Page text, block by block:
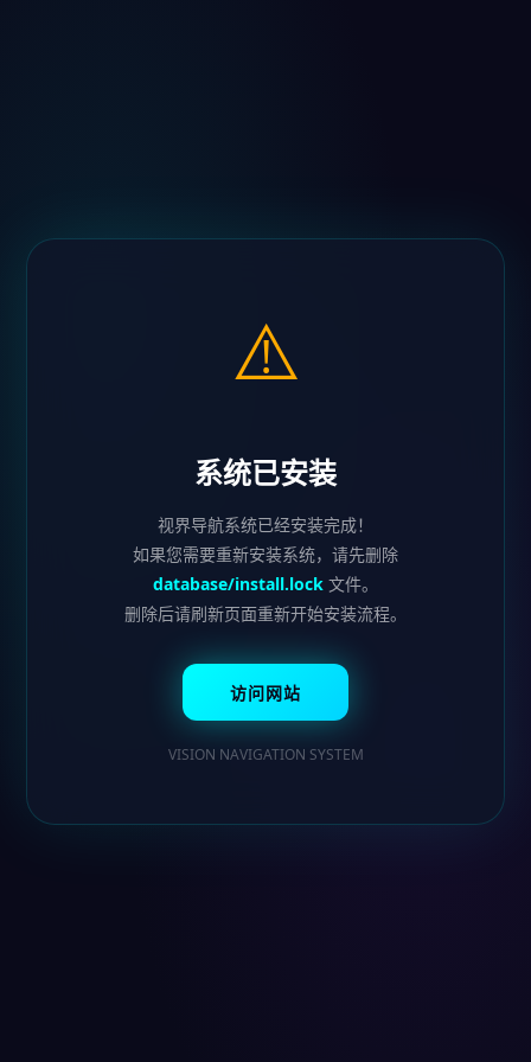
⚠️
系统已安装
视界导航系统已经安装完成！
如果您需要重新安装系统，请先删除
database/install.lock 文件。
删除后请刷新页面重新开始安装流程。
访问网站
VISION NAVIGATION SYSTEM